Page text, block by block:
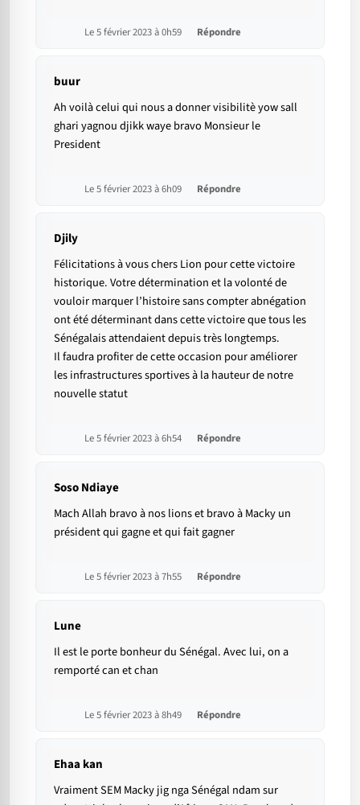
Le 5 février 2023 à 0h59 Répondre
buur
Ah voilà celui qui nous a donner visibilitè yow sall
ghari yagnou djikk waye bravo Monsieur le
President
Le 5 février 2023 à 6h09 Répondre
Djily
Félicitations à vous chers Lion pour cette victoire
historique. Votre détermination et la volonté de
vouloir marquer l’histoire sans compter abnégation
ont été déterminant dans cette victoire que tous les
Sénégalais attendaient depuis très longtemps.
Il faudra profiter de cette occasion pour améliorer
les infrastructures sportives à la hauteur de notre
nouvelle statut
Le 5 février 2023 à 6h54 Répondre
Soso Ndiaye
Mach Allah bravo à nos lions et bravo à Macky un
président qui gagne et qui fait gagner
Le 5 février 2023 à 7h55 Répondre
Lune
Il est le porte bonheur du Sénégal. Avec lui, on a
remporté can et chan
Le 5 février 2023 à 8h49 Répondre
Ehaa kan
Vraiment SEM Macky jig nga Sénégal ndam sur